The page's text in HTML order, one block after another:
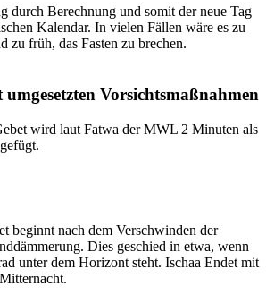
durch Berechnung und somit der neue Tag
Kalendar. In vielen Fällen wäre es zu
zu früh, das Fasten zu brechen.
Vorsichtsmaßnahmen
wird laut Fatwa der MWL 2 Minuten als
beginnt nach dem Verschwinden der
Dies geschied in etwa, wenn
unter dem Horizont steht. Ischaa Endet mit